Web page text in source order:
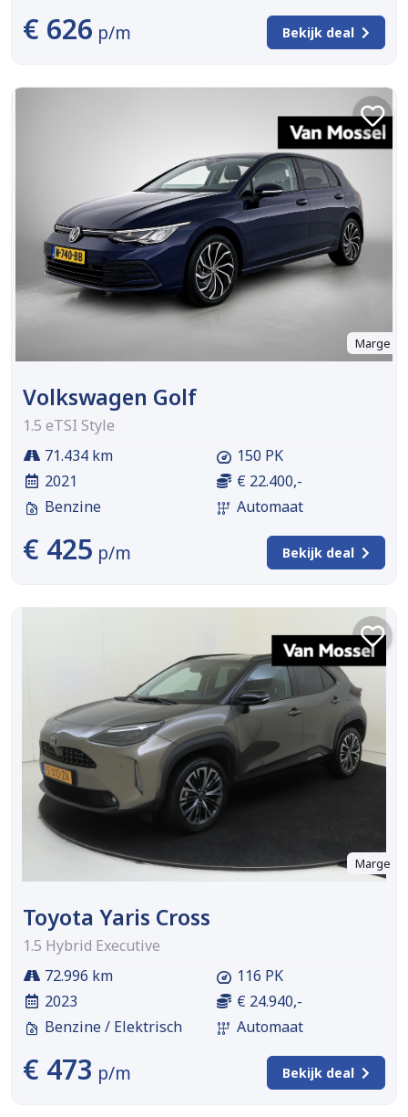
€ 626 p/m Bekijk deal
Marge
Volkswagen Golf
1.5 eTSI Style
71.434 km
2021
Benzine
150 PK
€ 22.400,-
Automaat
€ 425 p/m Bekijk deal
Marge
Toyota Yaris Cross
1.5 Hybrid Executive
72.996 km
2023
Benzine / Elektrisch
116 PK
€ 24.940,-
Automaat
€ 473 p/m Bekijk deal